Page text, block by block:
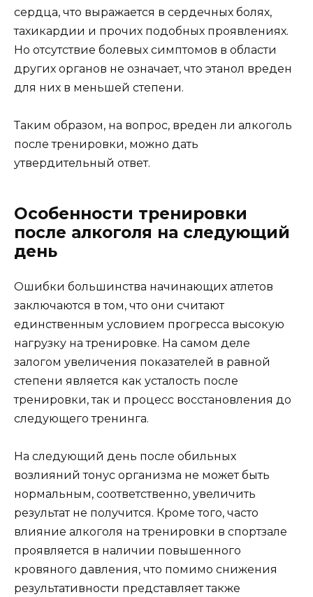
сердца, что выражается в сердечных болях,
тахикардии и прочих подобных проявлениях.
Но отсутствие болевых симптомов в области
других органов не означает, что этанол вреден
для них в меньшей степени.
Таким образом, на вопрос, вреден ли алкоголь
после тренировки, можно дать
утвердительный ответ.
Особенности тренировки
после алкоголя на следующий
день
Ошибки большинства начинающих атлетов
заключаются в том, что они считают
единственным условием прогресса высокую
нагрузку на тренировке. На самом деле
залогом увеличения показателей в равной
степени является как усталость после
тренировки, так и процесс восстановления до
следующего тренинга.
На следующий день после обильных
возлияний тонус организма не может быть
нормальным, соответственно, увеличить
результат не получится. Кроме того, часто
влияние алкоголя на тренировки в спортзале
проявляется в наличии повышенного
кровяного давления, что помимо снижения
результативности представляет также